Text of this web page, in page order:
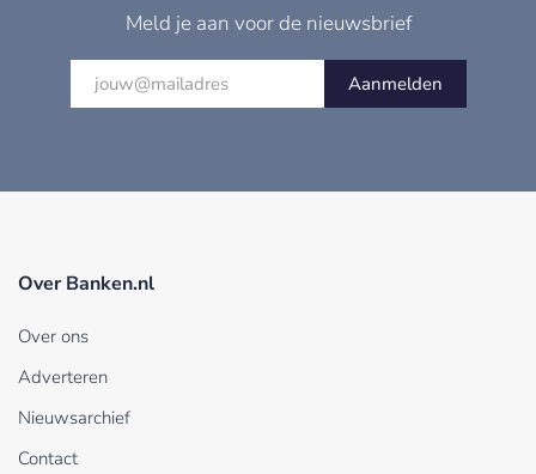
Meld je aan voor de nieuwsbrief
Aanmelden
Over Banken.nl
Over ons
Adverteren
Nieuwsarchief
Contact